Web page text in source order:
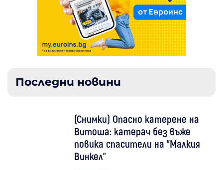
Последни новини
(Снимки) Опасно катерене на
Витоша: катерач без въже
повика спасители на "Малкия
Винкел"